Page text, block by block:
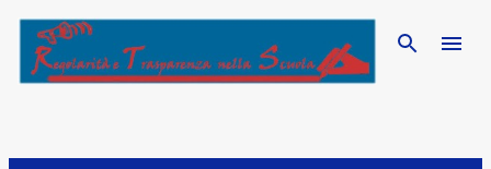
Passa ai contenuti principali